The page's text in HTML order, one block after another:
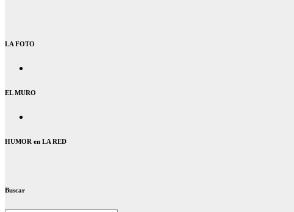
LA FOTO
EL MURO
HUMOR en LA RED
Buscar